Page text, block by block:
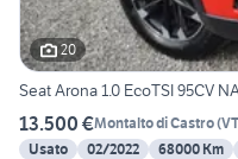
20
Seat Arona 1.0 EcoTSI 95CV
13.500 €Montalto di Castro(VT
Usato
02/2022 68000 Km